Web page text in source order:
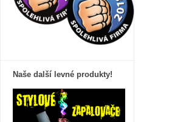
Naše další levné produkty!